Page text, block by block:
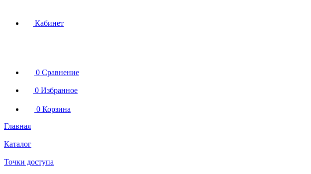
Кабинет
0 Сравнение
0 Избранное
0 Корзина
Главная
Каталог
Точки доступа